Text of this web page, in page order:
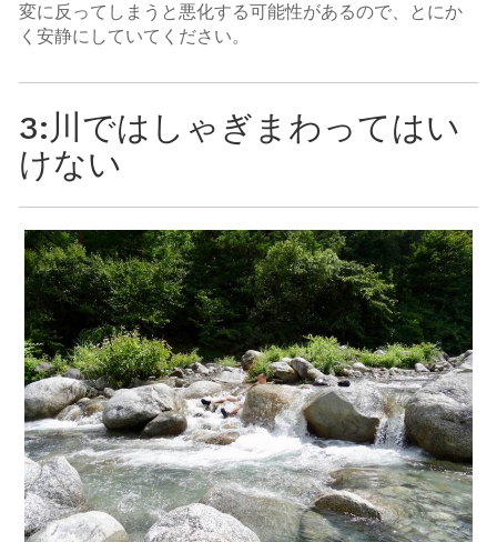
変に反ってしまうと悪化する可能性があるので、とにか
く安静にしていてください。
3:川ではしゃぎまわってはい
けない